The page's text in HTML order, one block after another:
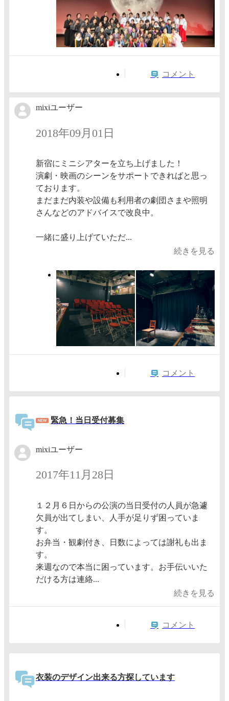
コメント
mixiユーザー
2018年09月01日
新宿にミニシアターを立ち上げました！
演劇・映画のシーンをサポートできればと思っ
ております。
まだまだ内装や設備も利用者の劇団さまや照明
さんなどのアドバイスで改良中。
一緒に盛り上げていただ...
続きを見る
コメント
緊急！当日受付募集
mixiユーザー
2017年11月28日
１２月６日からの公演の当日受付の人員が急遽
欠員が出てしまい、人手が足りず困っていま
す。
お弁当・観劇付き、日数によっては謝礼も出ま
す。
来週なので本当に困っています。お手伝いいた
だける方は連絡...
続きを見る
コメント
衣装のデザイン出来る方探しています